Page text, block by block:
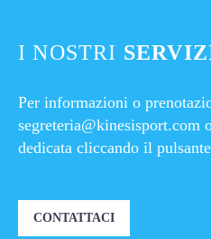
I NOSTRI
Per informazioni o
segreteria@kinesisport.com
dedicata cliccando il
CONTATTACI